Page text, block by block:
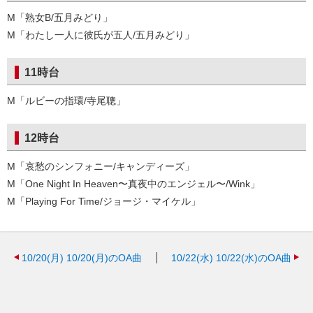
M「熟女B/五月みどり」
M「わたし一人に彼氏が五人/五月みどり」
11時台
M「ルビーの指環/寺尾聰」
12時台
M「哀愁のシンフォニー/キャンディーズ」
M「One Night In Heaven〜真夜中のエンジェル〜/Wink」
M「Playing For Time/ジョージ・マイケル」
10/20(月) 10/20(月)のOA曲 10/22(水) 10/22(水)のOA曲